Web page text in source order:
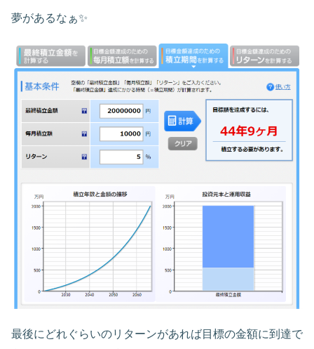
夢があるなぁ✨
最後にどれぐらいのリターンがあれば目標の金額に到達で